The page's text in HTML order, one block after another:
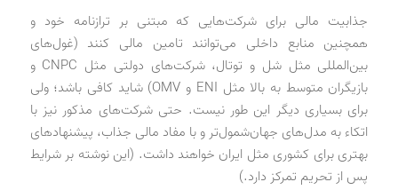
جذابیت مالی برای شرکت‌هایی که مبتنی بر ترازنامه خود و
همچنین منابع داخلی می‌توانند تامین مالی کنند (غول‌های
بین‌المللی مثل شل و توتال، شرکت‌های دولتی مثل CNPC و
بازیگران متوسط به بالا مثل ENI و OMV) شاید کافی باشد؛ ولی
برای بسیاری دیگر این طور نیست. حتی شرکت‌های مذکور نیز با
اتکاء به مدل‌های جهان‌شمول‌تر و با مفاد مالی جذاب، پیشنهادهای
بهتری برای کشوری مثل ایران خواهند داشت. (این نوشته بر شرایط
پس از تحریم تمرکز دارد.)